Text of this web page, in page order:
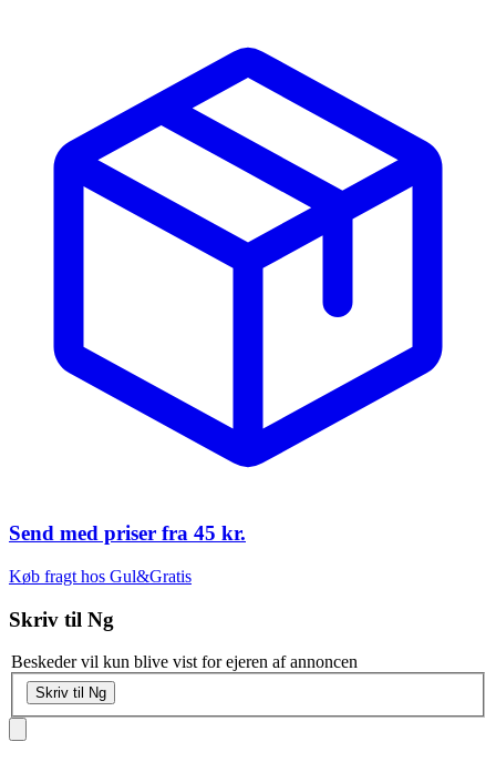
Send med priser fra 45 kr.
Køb fragt hos Gul&Gratis
Skriv til Ng
Beskeder vil kun blive vist for ejeren af annoncen
Skriv til Ng